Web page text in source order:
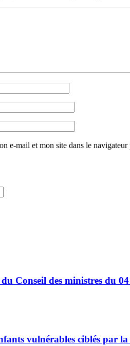
e-mail et mon site dans le
Conseil des ministres du
vulnérables ciblés par